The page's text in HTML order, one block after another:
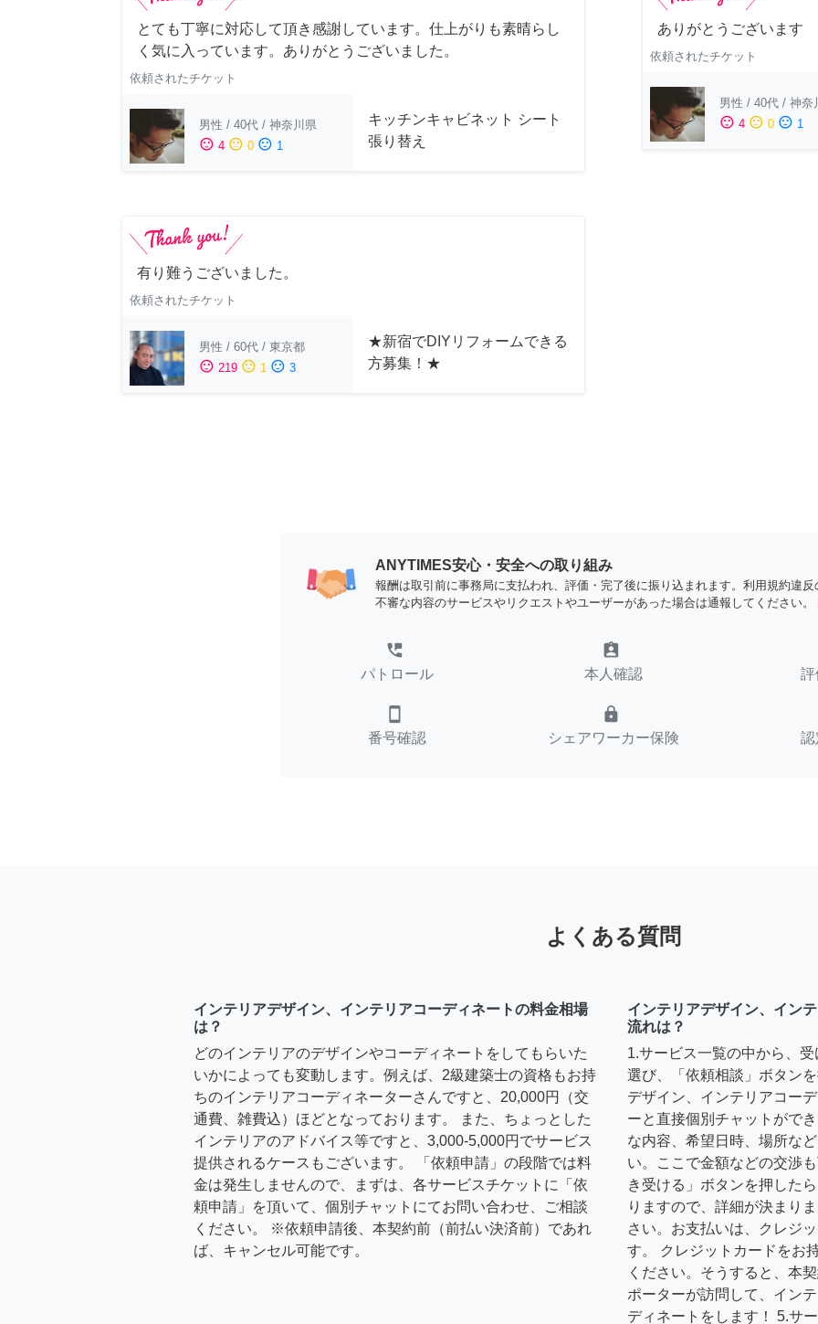
とても丁寧に対応して頂き感謝しています。仕上がりも素晴らし
く気に入っています。ありがとうございました。
依頼されたチケット
男性 / 40代 / 神奈川県
sentiment_satisfied 4 sentiment_neutral 0 sentiment_dissatisfied 1
キッチンキャビネット シート
張り替え
ありがとうございます
依頼されたチケット
男性 / 40代 / 神奈
sentiment_satisfied 4 sentiment_neutral 0 sentiment_dissatisfied 1
有り難うございました。
依頼されたチケット
男性 / 60代 / 東京都
sentiment_satisfied 219 sentiment_neutral 1 sentiment_dissatisfied 3
★新宿でDIYリフォームできる
方募集！★
ANYTIMES安心・安全への取り組み
報酬は取引前に事務局に支払われ、評価・完了後に振り込まれます。利用規約違反
不審な内容のサービスやリクエストやユーザーがあった場合は通報してください。
perm_phone_msg
パトロール
assignment_ind
本人確認
smartphone
番号確認
lock
シェアワーカー保険
よくある質問
インテリアデザイン、インテリアコーディネートの料金相場
は？
どのインテリアのデザインやコーディネートをしてもらいた
いかによっても変動します。例えば、2級建築士の資格もお持
ちのインテリアコーディネーターさんですと、20,000円（交
通費、雑費込）ほどとなっております。 また、ちょっとした
インテリアのアドバイス等ですと、3,000-5,000円でサービス
提供されるケースもございます。 「依頼申請」の段階では料
金は発生しませんので、まずは、各サービスチケットに「依
頼申請」を頂いて、個別チャットにてお問い合わせ、ご相談
ください。 ※依頼申請後、本契約前（前払い決済前）であれ
ば、キャンセル可能です。
インテリアデザイン、イン
流れは？
1.サービス一覧の中から、
選び、「依頼相談」ボタン
デザイン、インテリアコー
ーと直接個別チャットがで
な内容、希望日時、場所な
い。ここで金額などの交渉
き受ける」ボタンを押した
りますので、詳細が決まり
さい。お支払いは、クレジ
す。 クレジットカードをお
ください。そうすると、本
ポーターが訪問して、イン
ディネートをします！ 5.サ